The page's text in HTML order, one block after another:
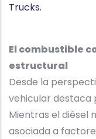
Trucks.
El combustible
estructural
Desde la
vehicular destaca
Mientras el diésel
asociada a